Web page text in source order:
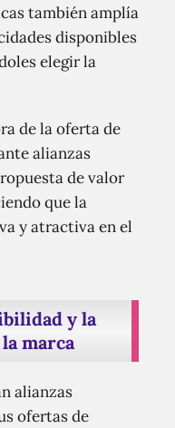
también amplía
disponibles
elegir la
de la oferta de
alianzas
de valor
que la
y atractiva en el
y la
marca
alianzas
ofertas de